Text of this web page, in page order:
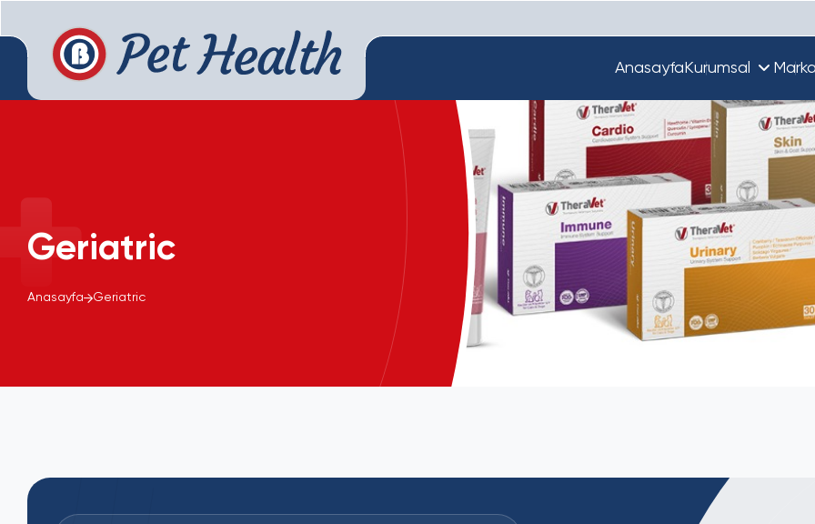
Anasayfa Kurumsal
Hakkımızda
Ekibimiz
Türkiye'de Beta
Dünya'da Beta
Unique
Guupy
Geriatric
Anasayfa Geriatric